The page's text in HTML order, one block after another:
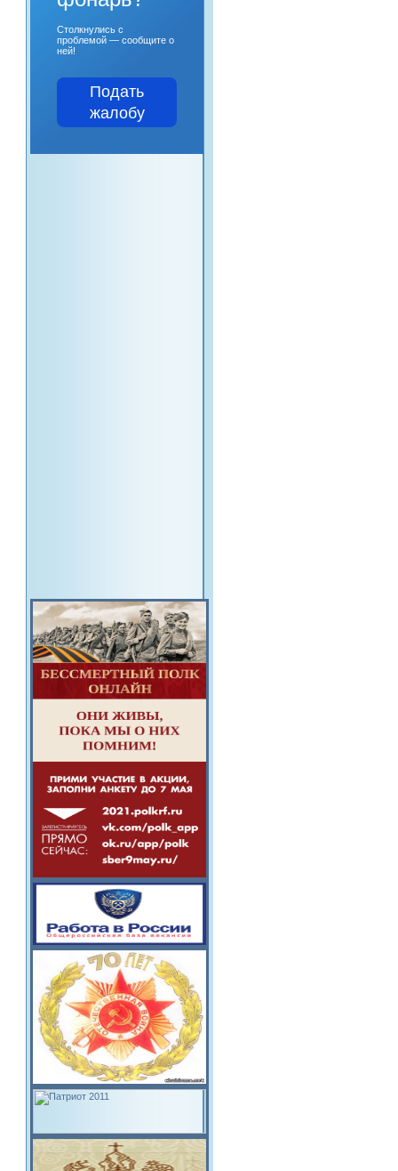
Столкнулись с
проблемой — сообщите о
ней!
Подать
жалобу